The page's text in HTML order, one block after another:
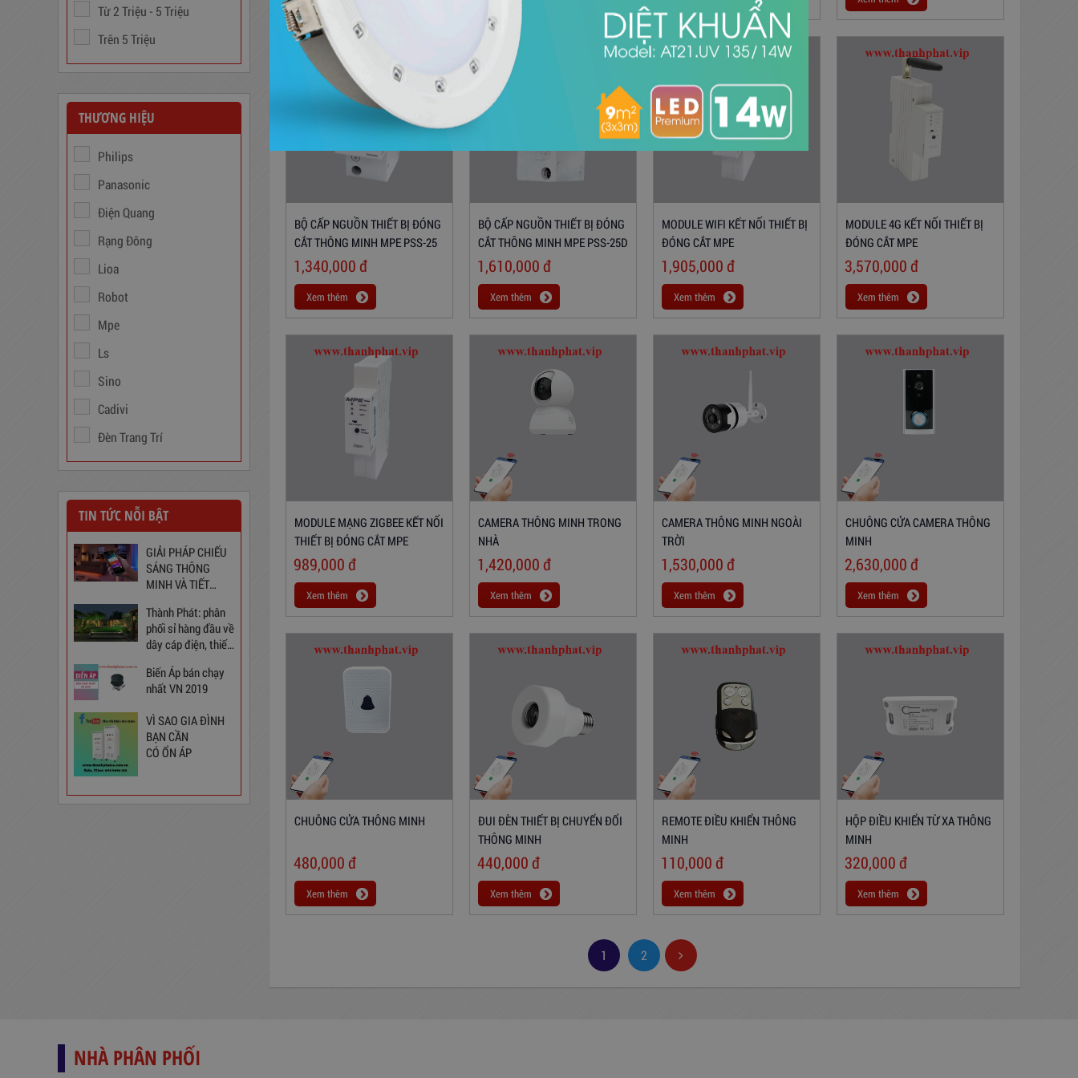
BỘ CẤP NGUỒN THIẾT BỊ ĐÓNG
CẮT THÔNG MINH MPE PSS-25
1,340,000 đ
Xem thêm
BỘ CẤP NGUỒN THIẾT BỊ ĐÓNG
CẮT THÔNG MINH MPE PSS-25D
1,610,000 đ
Xem thêm
MODULE WIFI KẾT NỐI THIẾT BỊ
ĐÓNG CẮT MPE
1,905,000 đ
Xem thêm
MODULE 4G KẾT NỐI THIẾT BỊ
ĐÓNG CẮT MPE
3,570,000 đ
Xem thêm
MODULE MẠNG ZIGBEE KẾT NỐI
THIẾT BỊ ĐÓNG CẮT MPE
989,000 đ
Xem thêm
CAMERA THÔNG MINH TRONG
NHÀ
1,420,000 đ
Xem thêm
CAMERA THÔNG MINH NGOÀI
TRỜI
1,530,000 đ
Xem thêm
CHUÔNG CỬA CAMERA THÔNG
MINH
2,630,000 đ
Xem thêm
CHUÔNG CỬA THÔNG MINH
480,000 đ
Xem thêm
ĐUI ĐÈN THIẾT BỊ CHUYỂN ĐỔI
THÔNG MINH
440,000 đ
Xem thêm
REMOTE ĐIỀU KHIỂN THÔNG
MINH
110,000 đ
Xem thêm
HỘP ĐIỀU KHIỂN TỪ XA THÔNG
MINH
320,000 đ
Xem thêm
1 2
Ổn Áp 1 Pha SH 5000 II NEW
3,380,000đ
Biến Áp Đổi Nguồn DN020
775,000
Trạm Sạc Điện Thoại
2D22N5USB
310,000đ
Ổ Cắm Phổ Thông 6S5
Ổ Cắm Đa Năng 6DOF32WN
Từ 2 Triệu - 5 Triệu
Trên 5 Triệu
THƯƠNG HIỆU
Philips
Panasonic
Điện Quang
Rạng Đông
Lioa
Robot
Mpe
Ls
Sino
Cadivi
Đèn Trang Trí
TIN TỨC NỖI BẬT
GIẢI PHÁP CHIẾU
SÁNG THÔNG
MINH VÀ TIẾT
NHÀ BẠN
Thành Phát: phân
phối sỉ hàng đầu về
dây cáp điện, thiết
sáng tại Việt Nam
Biến Áp bán chạy
nhất VN 2019
VÌ SAO GIA ĐÌNH
BẠN CẦN
CÓ ỔN ÁP
NHÀ PHÂN PHỐI